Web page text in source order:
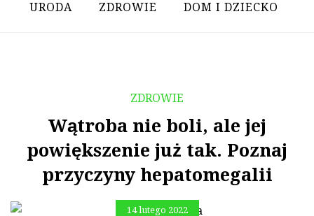
URODA ZDROWIE DOM I DZIECKO
ZDROWIE
Wątroba nie boli, ale jej
powiększenie już tak. Poznaj
przyczyny hepatomegalii
14 lutego 2022